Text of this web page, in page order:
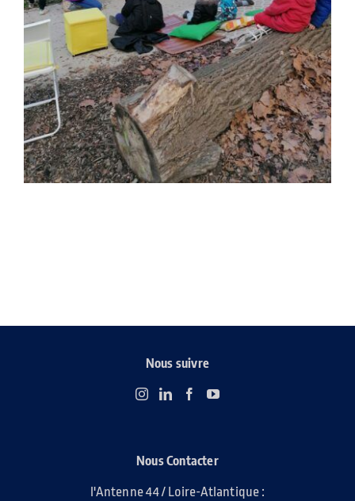
Nous suivre
Nous Contacter
l'Antenne 44 / Loire-Atlantique :